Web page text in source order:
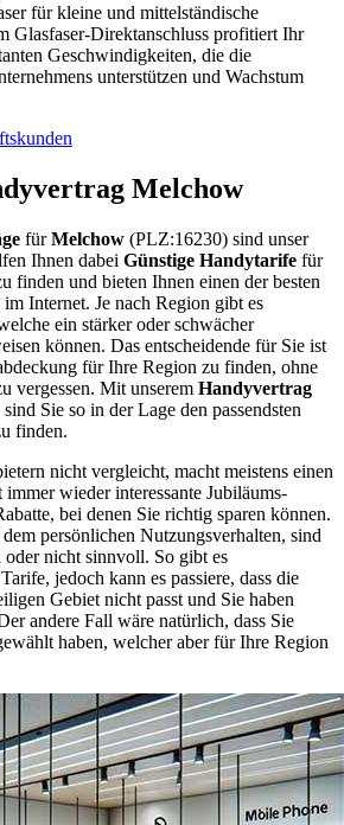
für kleine und mittelständische
Glasfaser-Direktanschluss profitiert Ihr
Geschwindigkeiten, die die
unterstützen und Wachstum
Melchow
fürMelchow (PLZ:16230) sind unser
Ihnen dabei Günstige Handytarife für
finden und bieten Ihnen einen der besten
im Internet. Je nach Region gibt es
ein stärker oder schwächer
können. Das entscheidende für Sie ist
für Ihre Region zu finden, ohne
vergessen. Mit unserem Handyvertrag
Sie so in der Lage den passendsten
finden.
nicht vergleicht, macht meistens einen
wieder interessante Jubiläums-
bei denen Sie richtig sparen können.
persönlichen Nutzungsverhalten, sind
nicht sinnvoll. So gibt es
jedoch kann es passiere, dass die
Gebiet nicht passt und Sie haben
andere Fall wäre natürlich, dass Sie
haben, welcher aber für Ihre Region